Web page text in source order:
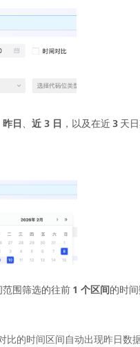
昨日 近 3 日 ，以及在近 3 天日
围筛选的往前 1 个区间的时
比的时间区间自动出现昨日数